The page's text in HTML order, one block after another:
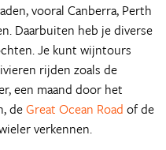
vooral Canberra, Perth
Daarbuiten heb je diverse
Je kunt wijntours
rijden zoals de
een maand door het
deGreat Ocean Road of de
verkennen.